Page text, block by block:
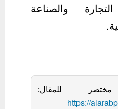
والصناعة
للمقال:
https://